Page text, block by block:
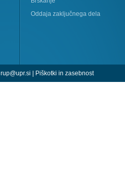
Oddaja zaključnega dela
rup@upr.si | Piškotki in zasebnost